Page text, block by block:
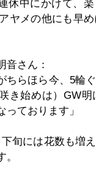
休中にかけて、
ヤメの他にも早
さん：
ちらほら今、5輪
き始めは）GW明
っております」
旬には花数も増